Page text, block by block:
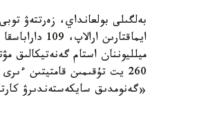
بەلگىلى بولعانداي، زەرتتەۋ
ميلليوننان استام گەنەتيكالىق
260 يت تۇقىمىن قامتيتىن
«گەنومدىق سايكەستەندىرۋ